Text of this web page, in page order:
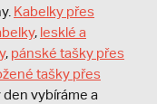
Kabelky přes
, lesklé a
, pánské tašky přes
tašky přes
den vybíráme a